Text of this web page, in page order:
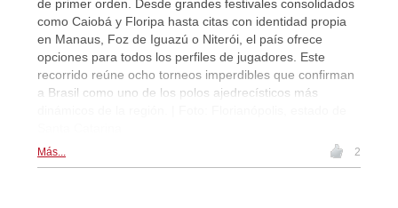
de primer orden. Desde grandes festivales consolidados
como Caiobá y Floripa hasta citas con identidad propia
en Manaus, Foz de Iguazú o Niterói, el país ofrece
opciones para todos los perfiles de jugadores. Este
recorrido reúne ocho torneos imperdibles que confirman
a Brasil como uno de los polos ajedrecísticos más
Más... 2